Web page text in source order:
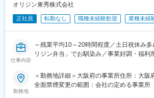
・楽天モバイル店舗の新規出店に伴う設計
の設備・備品・修繕管理、運用フローの標
■業務詳細：
適化に向けた中長期計画の立案と実行。）
・店舗用備品および機器の調達・管理・配
オリジン東秀株式会社
正社員 転勤なし 職種未経験歓迎 業種未経
仕事内容
～残業平均10～20時間程度／土日祝休み
リジン弁当」でお馴染み／事業好調・福利
■入社後のミッション
開発担当として、ブランドにふさわしい立
勤務地
＜勤務地詳細＞大阪府の事業所住所：大阪
全面禁煙変更の範囲：会社の定める事業所